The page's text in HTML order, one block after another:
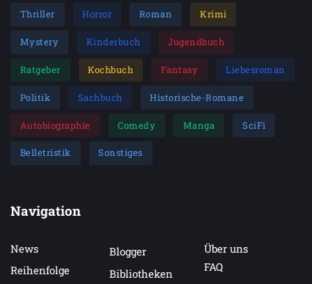
Thriller Horror Roman Krimi
Mystery Kinderbuch Jugendbuch
Ratgeber Kochbuch Fantasy Liebesroman
Politik Sachbuch Historische-Romane
Autobiographie Comedy Manga SciFi
Belletristik Sonstiges
Navigation
News
Reihenfolge
Blogger
Bibliotheken
Über uns
FAQ